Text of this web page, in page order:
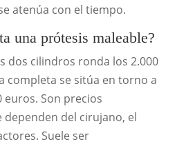
atenúa con el tiempo.
una prótesis maleable?
dos cilindros ronda los 2.000
completa se sitúa en torno a
euros. Son precios
del cirujano, el
Suele ser